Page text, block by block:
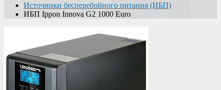
Источники бесперебойного питания (ИБП)
ИБП Ippon Innova G2 1000 Euro